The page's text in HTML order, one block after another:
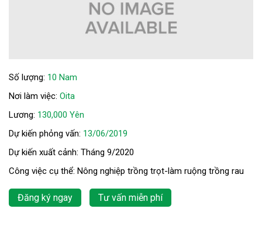
Số lượng: 10 Nam
Nơi làm việc: Oita
Lương: 130,000 Yên
Dự kiến phỏng vấn: 13/06/2019
Dự kiến xuất cảnh: Tháng 9/2020
Công việc cụ thể: Nông nghiệp trồng trọt-làm ruộng trồng rau
Đăng ký ngay Tư vấn miễn phí